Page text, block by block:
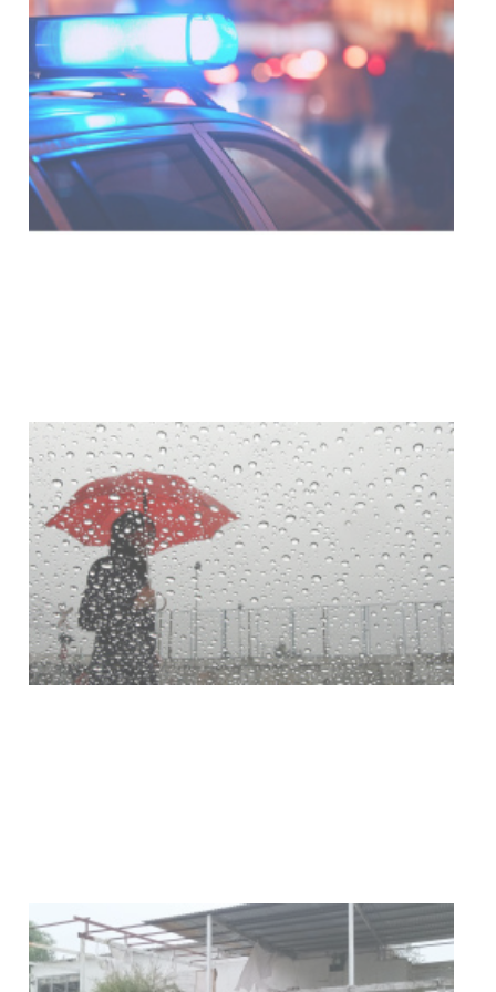
NOTICIAS
NOTICIAS
Turismo accesible para personas
con discapacidad y adultos
mayores